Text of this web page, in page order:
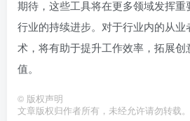
期待，这些工具将在更多领域发挥
行业的持续进步。对于行业内的从
术，将有助于提升工作效率，拓展
值。
© 版权声明
文章版权归作者所有，未经允许请勿转载。